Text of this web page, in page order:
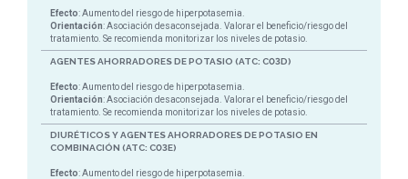
Efecto: Aumento del riesgo de hiperpotasemia.
Orientación: Asociación desaconsejada. Valorar el beneficio/riesgo del
tratamiento. Se recomienda monitorizar los niveles de potasio.
AGENTES AHORRADORES DE POTASIO (ATC: C03D)
Efecto: Aumento del riesgo de hiperpotasemia.
Orientación: Asociación desaconsejada. Valorar el beneficio/riesgo del
tratamiento. Se recomienda monitorizar los niveles de potasio.
DIURÉTICOS Y AGENTES AHORRADORES DE POTASIO EN
COMBINACIÓN (ATC: C03E)
Efecto: Aumento del riesgo de hiperpotasemia.